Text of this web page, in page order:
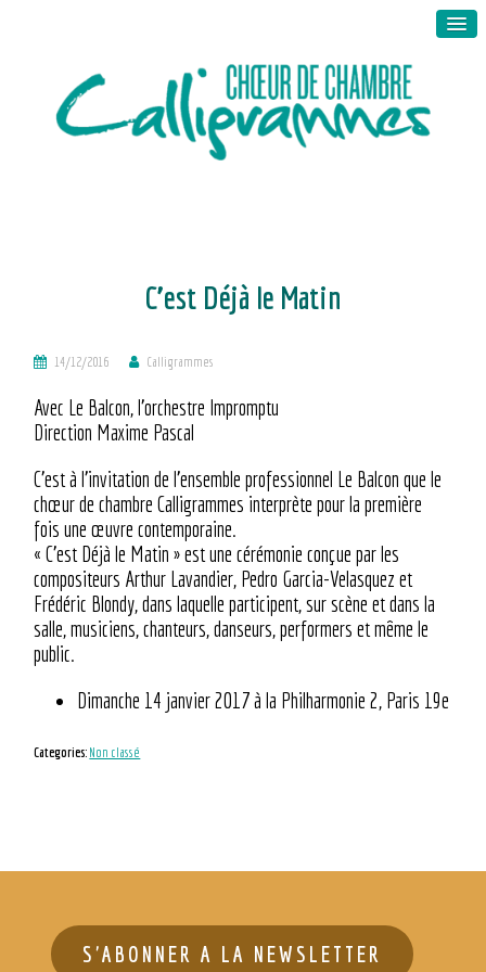
C’est Déjà le Matin
14/12/2016 Calligrammes
Avec Le Balcon, l’orchestre Impromptu
Direction Maxime Pascal
C’est à l’invitation de l’ensemble professionnel Le Balcon que le
chœur de chambre Calligrammes interprète pour la première
fois une œuvre contemporaine.
« C’est Déjà le Matin » est une cérémonie conçue par les
compositeurs Arthur Lavandier, Pedro Garcia-Velasquez et
Frédéric Blondy, dans laquelle participent, sur scène et dans la
salle, musiciens, chanteurs, danseurs, performers et même le
public.
Dimanche 14 janvier 2017 à la Philharmonie 2, Paris 19e
Categories: Non classé
S'ABONNER A LA NEWSLETTER